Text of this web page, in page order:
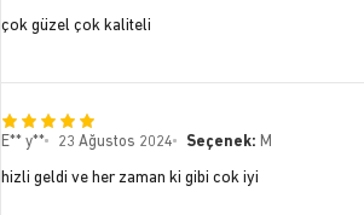
çok güzel çok kaliteli
E** y** 23 Ağustos 2024 Seçenek: M
hizli geldi ve her zaman ki gibi cok iyi